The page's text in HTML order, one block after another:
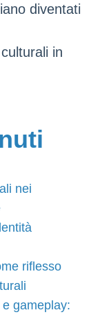
diventati
in
nei
riflesso
gameplay: